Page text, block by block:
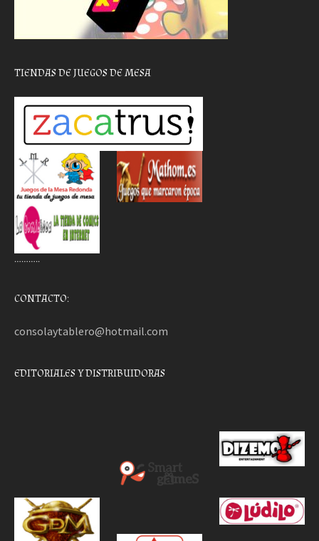
TIENDAS DE JUEGOS DE MESA
………..
CONTACTO:
consolaytablero@hotmail.com
EDITORIALES Y DISTRIBUIDORAS